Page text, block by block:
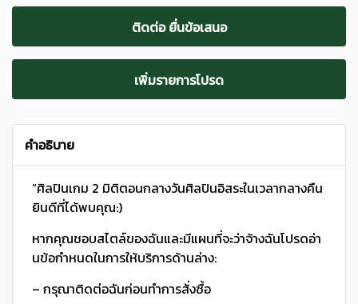
ติดต่อ ยื่นข้อเสนอ
เพิ่มรายการโปรด
คำอธิบาย
“ศิลปินเกม 2 มิติตอนกลางวันศิลปินอิสระในเวลากลางคืน
ยินดีที่ได้พบคุณ:)
หากคุณชอบสไตล์ของฉันและมีแผนที่จะว่าจ้างฉันโปรดอ่า
นข้อกําหนดในการให้บริการด้านล่าง:
– กรุณาติดต่อฉันก่อนทําการสั่งซื้อ